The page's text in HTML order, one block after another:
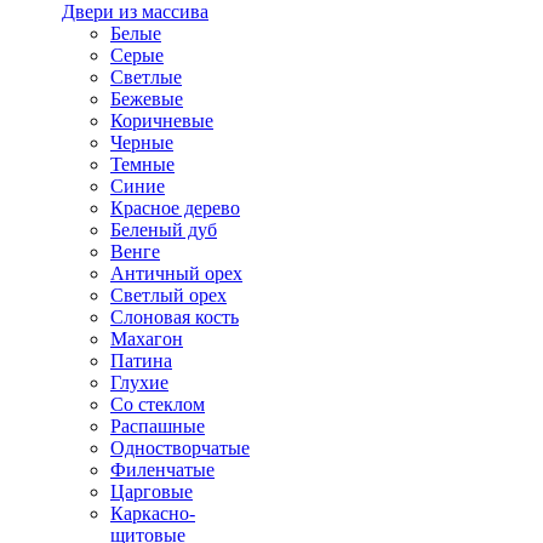
Двери из массива
Белые
Серые
Светлые
Бежевые
Коричневые
Черные
Темные
Синие
Красное дерево
Беленый дуб
Венге
Античный орех
Светлый орех
Слоновая кость
Махагон
Патина
Глухие
Со стеклом
Распашные
Одностворчатые
Филенчатые
Царговые
Каркасно-
щитовые